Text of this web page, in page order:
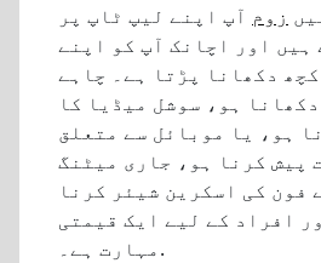
زوم آپ اپنے لیپ ٹاپ پر
ہیں اور اچانک آپ کو اپنے
دکھانا پڑتا ہے۔ چاہے
ہو، سوشل میڈیا کا
ہو، یا موبائل سے متعلق
پیش کرنا ہو، جاری میٹنگ
فون کی اسکرین شیئر کرنا
افراد کے لیے ایک قیمتی
مہارت ہے۔.